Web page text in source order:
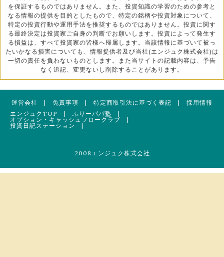
を保証するものではありません。また、投資知識の学習のための参考と
なる情報の提供を目的としたもので、特定の銘柄や投資対象について、
特定の投資行動や運用手法を推奨するものではありません。投資に関す
る最終決定は投資家ご自身の判断でお願いします。投資によって発生す
る損益は、すべて投資家の皆様へ帰属します。当該情報に基づいて被っ
たいかなる損害についても、情報提供者及び当社(エンジュク株式会社)は
一切の責任を負わないものとします。また当サイトの記載内容は、予告
なく追記、変更ないし削除することがあります。
運営会社 | 免責事項 | 特定商取引法に基づく表記 | 採用情報
エンジュクTOP
| ふりーパパ塾 |
オプション・キャッシュフロークラブ |
投資日記ステーション
|
2008エンジュク株式会社